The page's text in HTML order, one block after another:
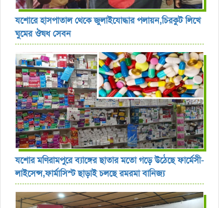
যশোরে হাসপাতাল থেকে জুলাইযোদ্ধার পলায়ন,চিরকুট লিখে
ঘুমের ঔষধ সেবন
যশোর ‎মণিরামপুরে ব্যাঙ্গের ছাতার মতো গড়ে উঠেছে ফার্মেসী-
লাইসেন্স,ফার্মাসিস্ট ছাড়াই চলছে রমরমা বানিজ্য ‎